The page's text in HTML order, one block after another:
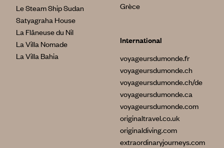
Le Steam Ship Sudan
Satyagraha House
La Flâneuse du Nil
La Villa Nomade
La Villa Bahia
Grèce
International
voyageursdumonde.fr
voyageursdumonde.ch
voyageursdumonde.ch/de
voyageursdumonde.ca
voyageursdumonde.com
originaltravel.co.uk
originaldiving.com
extraordinaryjourneys.com